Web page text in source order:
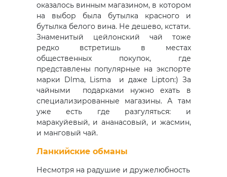
оказалось винным магазином, в котором
на выбор была бутылка красного и
бутылка белого вина. Не дешево, кстати.
Знаменитый цейлонский чай тоже
редко встретишь в местах
общественных покупок, где
представлены популярные на экспорте
марки Dlma, Lisma и даже Lipton:) За
чайными подарками нужно ехать в
специализированные магазины. А там
уже есть где разгуляться: и
маракуйевый, и ананасовый, и жасмин,
и манговый чай.
Ланкийские обманы
Несмотря на радушие и дружелюбность